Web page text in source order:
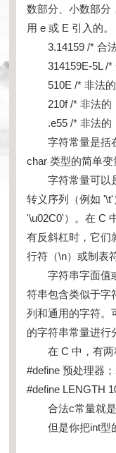
数部分、小数部分
用 e 或 E 引入的。
3.14159 /* 合
314159E-5L /*
510E /* 非法的
210f /* 非法的
.e55 /* 非法的
字符常量是括在
char 类型的简单变
字符常量可以是
转义序列（例如
'\u02C0'）。在 C
有反斜杠时，它们
行符（\n）或制表
字符串字面值或
符串包含类似于字
列和通用的字符。
的字符串常量进行
在 C 中，有两
#define 预处理器
#define LENGTH
合法c常量就是c
但是你把int型